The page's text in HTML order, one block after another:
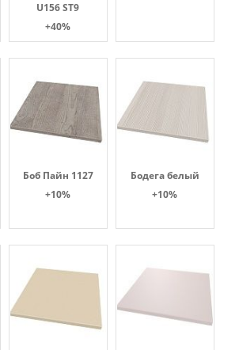
U156 ST9
+40%
Боб Пайн 1127
+10%
Бодега белый
+10%